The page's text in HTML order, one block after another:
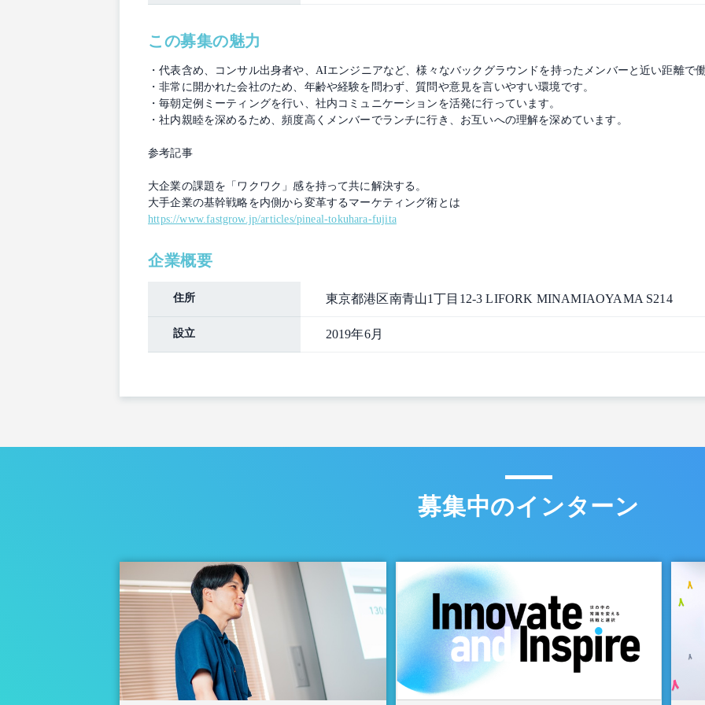
この募集の魅力
・代表含め、コンサル出身者や、AIエンジニアなど、様々なバックグラウンドを持ったメンバーと近い距離で働
・非常に開かれた会社のため、年齢や経験を問わず、質問や意見を言いやすい環境です。
・毎朝定例ミーティングを行い、社内コミュニケーションを活発に行っています。
・社内親睦を深めるため、頻度高くメンバーでランチに行き、お互いへの理解を深めています。
参考記事
大企業の課題を「ワクワク」感を持って共に解決する。
大手企業の基幹戦略を内側から変革するマーケティング術とは
https://www.fastgrow.jp/articles/pineal-tokuhara-fujita
企業概要
住所 東京都港区南青山1丁目12-3 LIFORK MINAMIAOYAMA S214
設立 2019年6月
募集中のインターン